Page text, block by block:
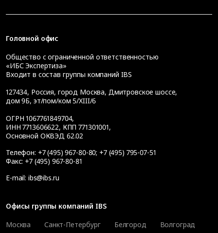
Головной офис
Общество с ограниченной ответственностью
«ИБС Экспертиза»
Входит в состав группы компаний IBS
127434, Россия, город Москва, Дмитровское шоссе,
дом 9Б, эт/пом/ком 5/XIII/6
ОГРН 1067761849704,
ИНН 7713606622, КПП 771301001,
Основной ОКВЭД 62.02
Телефон: +7 (495) 967-80-80; +7 (495) 795-07-51
Факс: +7 (495) 967-80-81
E-mail: ibs@ibs.ru
Офисы группы компаний IBS
Москва
Санкт-Петербург Белгород
Волгоград